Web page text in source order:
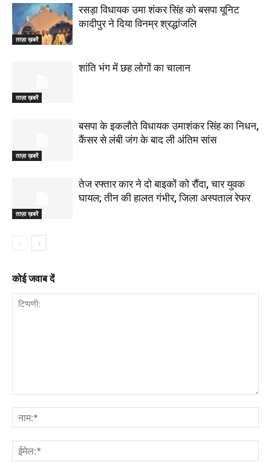
ताज़ा ख़बरें
रसड़ा विधायक उमा शंकर सिंह को बसपा यूनिट
कादीपुर ने दिया विनम्र श्रद्धांजलि
ताज़ा ख़बरें
शांति भंग में छह लोगों का चालान
ताज़ा ख़बरें
बसपा के इकलौते विधायक उमाशंकर सिंह का निधन,
कैंसर से लंबी जंग के बाद ली अंतिम सांस
ताज़ा ख़बरें
तेज रफ्तार कार ने दो बाइकों को रौंदा, चार युवक
घायल; तीन की हालत गंभीर, जिला अस्पताल रेफर
कोई जवाब दें